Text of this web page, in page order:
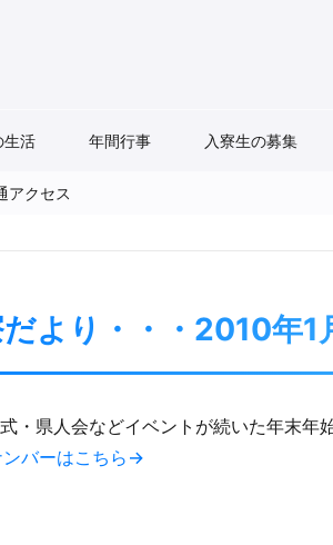
生活 年間行事 入寮生の募集
アクセス
より・・・​2010年1
・県人会などイベントが続いた年末年
バーはこちら